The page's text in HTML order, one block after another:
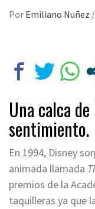
Por Emiliano Nuñez /
Una calca
sentimiento.
En 1994, Disney
animada llamada
premios de la
taquilleras ya que